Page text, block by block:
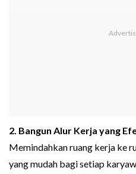
2. Bangun Alur Kerja yang
Memindahkan ruang kerja ke
yang mudah bagi setiap